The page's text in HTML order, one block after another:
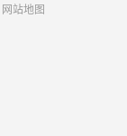
网站地图